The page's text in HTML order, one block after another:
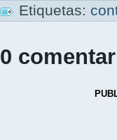
Etiquetas:
0